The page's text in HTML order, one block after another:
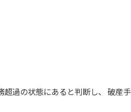
過の状態にあると判断し、 破産